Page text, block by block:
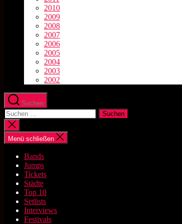
2010
2009
2008
2007
2006
2005
2004
2003
2002
Suchen
Suchen
nach:
Suche
schließen
Menü schließen
Bands
Jumps
Tickets
Städte
Top 10
Setlists
Interviews
Festivals